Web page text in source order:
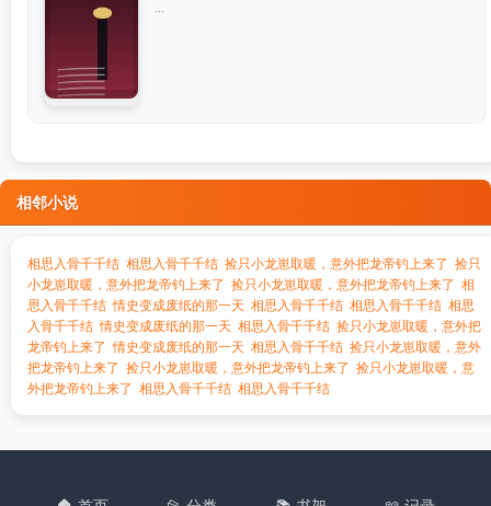
相邻小说
相思入骨千千结 相思入骨千千结 捡只小龙崽取暖，意外把龙帝钓上来了 捡只
小龙崽取暖，意外把龙帝钓上来了 捡只小龙崽取暖，意外把龙帝钓上来了 相
思入骨千千结 情史变成废纸的那一天 相思入骨千千结 相思入骨千千结 相思
入骨千千结 情史变成废纸的那一天 相思入骨千千结 捡只小龙崽取暖，意外把
龙帝钓上来了 情史变成废纸的那一天 相思入骨千千结 捡只小龙崽取暖，意外
把龙帝钓上来了 捡只小龙崽取暖，意外把龙帝钓上来了 捡只小龙崽取暖，意
外把龙帝钓上来了 相思入骨千千结 相思入骨千千结